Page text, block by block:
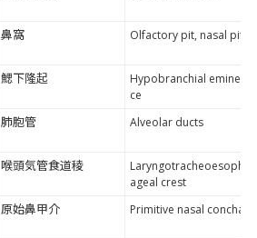
鼻窩 Olfactory pit, nasal pit
鰓下隆起
Hypobranchial eminen
ce
肺胞管 Alveolar ducts
喉頭気管食道稜
Laryngotracheoesoph
ageal crest
原始鼻甲介 Primitive nasal concha